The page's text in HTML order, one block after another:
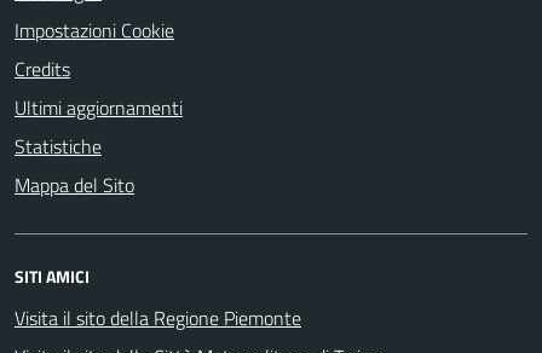
Impostazioni Cookie
Credits
Ultimi aggiornamenti
Statistiche
Mappa del Sito
SITI AMICI
Visita il sito della Regione Piemonte